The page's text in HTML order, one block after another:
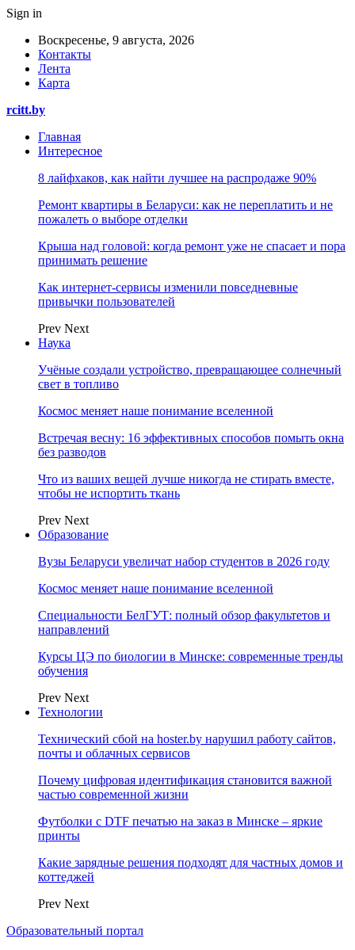
Sign in
Воскресенье, 9 августа, 2026
Контакты
Лента
Карта
rcitt.by
Главная
Интересное
8 лайфхаков, как найти лучшее на распродаже 90%
Ремонт квартиры в Беларуси: как не переплатить и не
пожалеть о выборе отделки
Крыша над головой: когда ремонт уже не спасает и пора
принимать решение
Как интернет-сервисы изменили повседневные
привычки пользователей
Prev Next
Наука
Учёные создали устройство, превращающее солнечный
свет в топливо
Космос меняет наше понимание вселенной
Встречая весну: 16 эффективных способов помыть окна
без разводов
Что из ваших вещей лучше никогда не стирать вместе,
чтобы не испортить ткань
Prev Next
Образование
Вузы Беларуси увеличат набор студентов в 2026 году
Космос меняет наше понимание вселенной
Специальности БелГУТ: полный обзор факультетов и
направлений
Курсы ЦЭ по биологии в Минске: современные тренды
обучения
Prev Next
Технологии
Технический сбой на hoster.by нарушил работу сайтов,
почты и облачных сервисов
Почему цифровая идентификация становится важной
частью современной жизни
Футболки с DTF печатью на заказ в Минске – яркие
принты
Какие зарядные решения подходят для частных домов и
коттеджей
Prev Next
Образовательный портал